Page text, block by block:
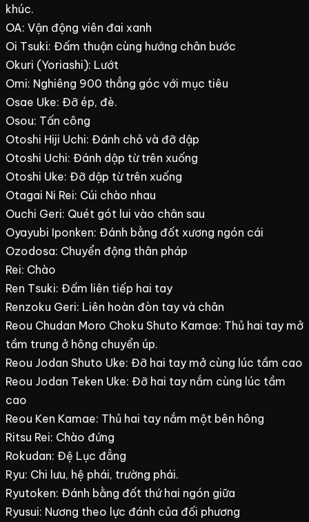
khúc.
OA: Vận động viên đai xanh
Oi Tsuki: Đấm thuận cùng hướng chân bước
Okuri (Yoriashi): Lướt
Omi: Nghiêng 900 thẳng góc với mục tiêu
Osae Uke: Đỡ ép, đè.
Osou: Tấn công
Otoshi Hiji Uchi: Đánh chỏ và đỡ dập
Otoshi Uchi: Đánh dập từ trên xuống
Otoshi Uke: Đỡ dập từ trên xuống
Otagai Ni Rei: Cúi chào nhau
Ouchi Geri: Quét gót lui vào chân sau
Oyayubi Iponken: Đánh bằng đốt xương ngón cái
Ozodosa: Chuyển động thân pháp
Rei: Chào
Ren Tsuki: Đấm liên tiếp hai tay
Renzoku Geri: Liên hoàn đòn tay và chân
Reou Chudan Moro Choku Shuto Kamae: Thủ hai tay mở
tầm trung ở hông chuyển úp.
Reou Jodan Shuto Uke: Đỡ hai tay mở cùng lúc tầm cao
Reou Jodan Teken Uke: Đỡ hai tay nắm cùng lúc tầm
cao
Reou Ken Kamae: Thủ hai tay nắm một bên hông
Ritsu Rei: Chào đứng
Rokudan: Đệ Lục đẳng
Ryu: Chi lưu, hệ phái, trường phái.
Ryutoken: Đánh bằng đốt thứ hai ngón giữa
Ryusui: Nương theo lực đánh của đối phương